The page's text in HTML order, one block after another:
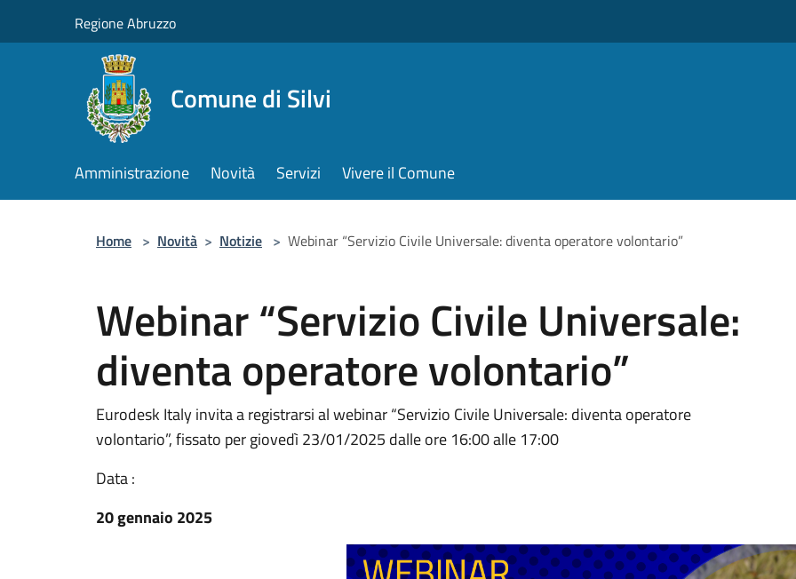
Regione Abruzzo
Comune di Silvi
Amministrazione Novità Servizi Vivere il Comune
Home > Novità > Notizie > Webinar “Servizio Civile Universale: diventa operatore volontario”
Webinar “Servizio Civile Universale:
diventa operatore volontario”
Eurodesk Italy invita a registrarsi al webinar “Servizio Civile Universale: diventa operatore
volontario”, fissato per giovedì 23/01/2025 dalle ore 16:00 alle 17:00
Data :
20 gennaio 2025